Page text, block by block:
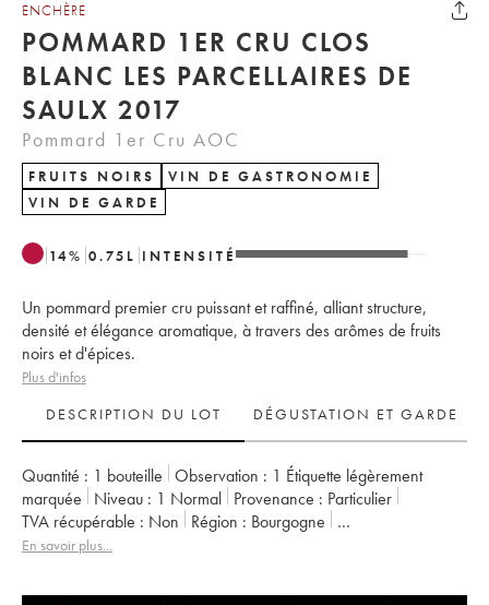
ENCHÈRE
POMMARD 1ER CRU CLOS
BLANC LES PARCELLAIRES DE
SAULX 2017
Pommard 1er Cru AOC
FRUITS NOIRS
VIN DE GASTRONOMIE
VIN DE GARDE
14% 0.75 L INTENSITÉ
Un pommard premier cru puissant et raffiné, alliant structure,
densité et élégance aromatique, à travers des arômes de fruits
noirs et d'épices.
Plus d'infos
DESCRIPTION DU LOT
DÉGUSTATION ET GARDE
Quantité : 1 bouteille Observation : 1 Étiquette légèrement
marquée
Niveau : 1 Normal Provenance : particulier
TVA récupérable :
non Région :
Bourgogne
Appellation :
En savoir plus...